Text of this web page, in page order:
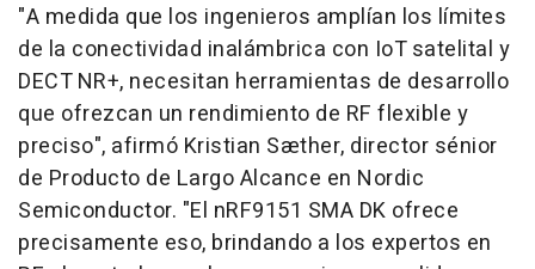
"A medida que los ingenieros amplían los límites
de la conectividad inalámbrica con IoT satelital y
DECT NR+, necesitan herramientas de desarrollo
que ofrezcan un rendimiento de RF flexible y
preciso", afirmó Kristian Sæther, director sénior
de Producto de Largo Alcance en Nordic
Semiconductor. "El nRF9151 SMA DK ofrece
precisamente eso, brindando a los expertos en